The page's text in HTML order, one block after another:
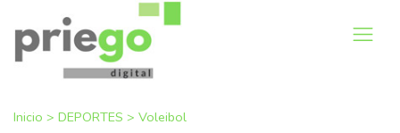
Inicio > DEPORTES > Voleibol